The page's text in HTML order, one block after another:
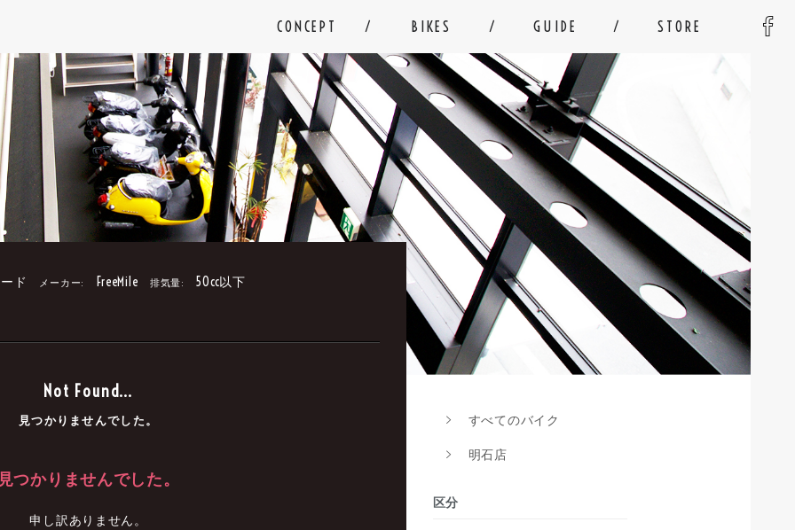
CONCEPT BIKES GUIDE STORE
ド メーカー: FreeMile 排気量: 50cc以下
Not Found...
見つかりませんでした。
見つかりませんでした。
申し訳ありません。
すべてのバイク
明石店
区分
中古車